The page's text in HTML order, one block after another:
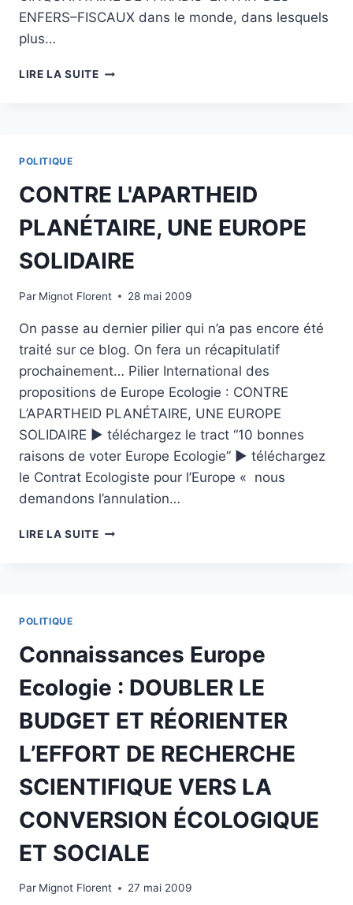
ENFERS–FISCAUX dans le monde, dans lesquels
plus…
LIRE LA SUITEINTERNATIONAL
LES
PARADIS
FISCAUX
ET
LES
ENFERS
POLITIQUE
CONTRE L'APARTHEID
PLANÉTAIRE, UNE EUROPE
SOLIDAIRE
Par Mignot Florent 28 mai 2009
On passe au dernier pilier qui n’a pas encore été
traité sur ce blog. On fera un récapitulatif
prochainement… Pilier International des
propositions de Europe Ecologie : CONTRE
L’APARTHEID PLANÉTAIRE, UNE EUROPE
SOLIDAIRE ► téléchargez le tract “10 bonnes
raisons de voter Europe Ecologie” ► téléchargez
le Contrat Ecologiste pour l’Europe « nous
demandons l’annulation…
LIRE LA SUITECONTRE
POLITIQUE
Connaissances Europe
Ecologie : DOUBLER LE
BUDGET ET RÉORIENTER
L’EFFORT DE RECHERCHE
SCIENTIFIQUE VERS LA
CONVERSION ÉCOLOGIQUE
ET SOCIALE
Par Mignot Florent 27 mai 2009